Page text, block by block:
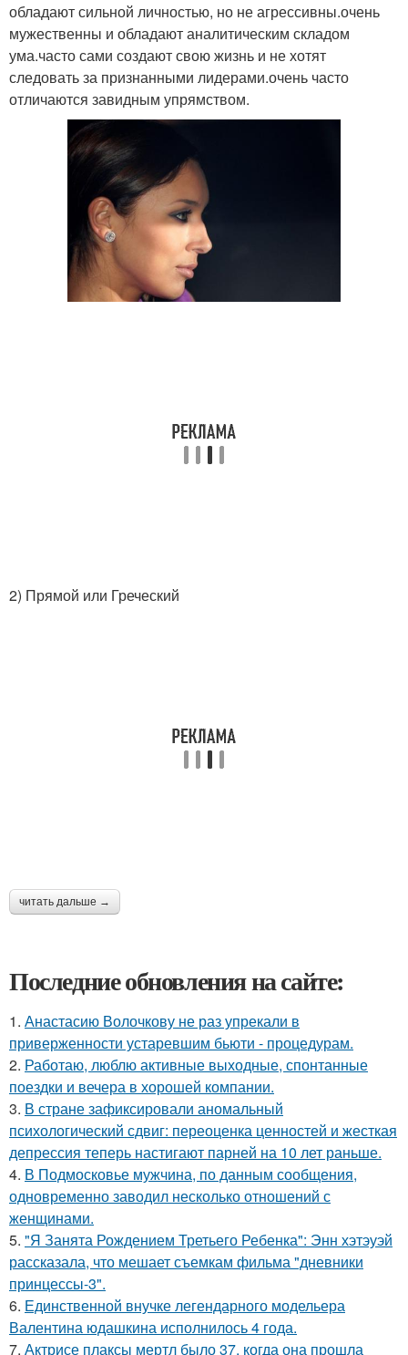
обладают сильной личностью, но не агрессивны.очень
мужественны и обладают аналитическим складом
ума.часто сами создают свою жизнь и не хотят
следовать за признанными лидерами.очень часто
отличаются завидным упрямством.
2) Прямой или Греческий
читать дальше →
Последние обновления на сайте:
1. Анастасию Волочкову не раз упрекали в
приверженности устаревшим бьюти - процедурам.
2. Работаю, люблю активные выходные, спонтанные
поездки и вечера в хорошей компании.
3. В стране зафиксировали аномальный
психологический сдвиг: переоценка ценностей и жесткая
депрессия теперь настигают парней на 10 лет раньше.
4. В Подмосковье мужчина, по данным сообщения,
одновременно заводил несколько отношений с
женщинами.
5. "Я Занята Рождением Третьего Ребенка": Энн хэтэуэй
рассказала, что мешает съемкам фильма "дневники
принцессы-3".
6. Единственной внучке легендарного модельера
Валентина юдашкина исполнилось 4 года.
7. Актрисе плаксы мертл было 37, когда она прошла